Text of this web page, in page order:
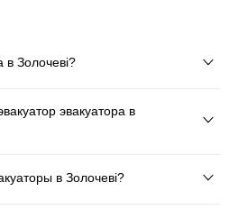
в Золочеві?
эвакуатора в
в Золочеві?